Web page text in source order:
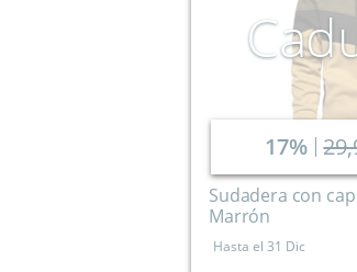
17%
Sudadera con
Marrón
Hasta el 31 Dic